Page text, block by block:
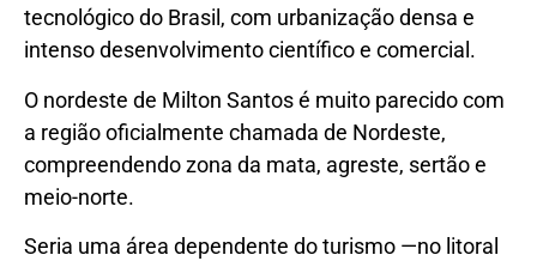
tecnológico do Brasil, com urbanização densa e
intenso desenvolvimento científico e comercial.
O nordeste de Milton Santos é muito parecido com
a região oficialmente chamada de Nordeste,
compreendendo zona da mata, agreste, sertão e
meio-norte.
Seria uma área dependente do turismo —no litoral